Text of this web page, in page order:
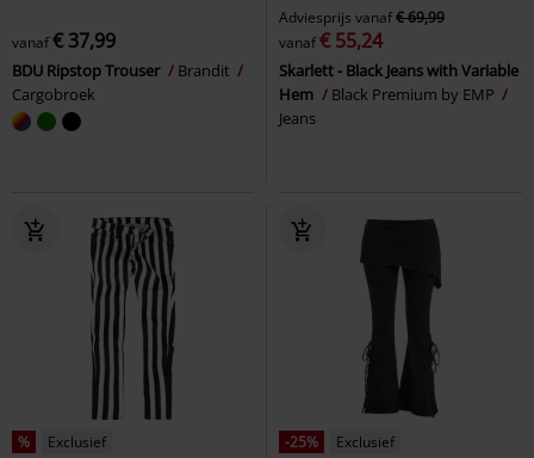
vanaf€ 37,99
BDU Ripstop Trouser
Brandit
Cargobroek
Adviesprijs vanaf€ 69,99
vanaf€ 55,24
Skarlett - Black Jeans with Variable
Hem
Black Premium by EMP
Jeans
% Exclusief -25%
Exclusief